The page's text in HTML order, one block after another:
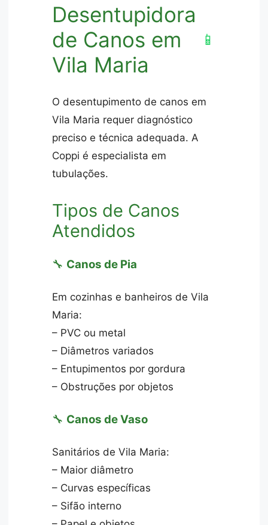
Desentupidora
de Canos em
Vila Maria
📱
O desentupimento de canos em
Vila Maria requer diagnóstico
preciso e técnica adequada. A
Coppi é especialista em
tubulações.
Tipos de Canos
Atendidos
🔧 Canos de Pia
Em cozinhas e banheiros de Vila
Maria:
– PVC ou metal
– Diâmetros variados
– Entupimentos por gordura
– Obstruções por objetos
🔧 Canos de Vaso
Sanitários de Vila Maria:
– Maior diâmetro
– Curvas específicas
– Sifão interno